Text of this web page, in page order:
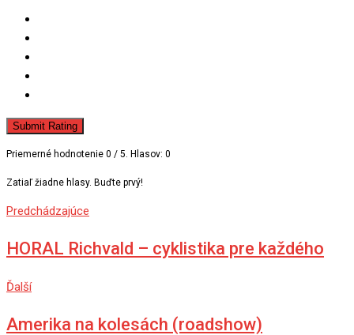
Submit Rating
Priemerné hodnotenie 0 / 5. Hlasov: 0
Zatiaľ žiadne hlasy. Buďte prvý!
Predchádzajúce
HORAL Richvald – cyklistika pre každého
Ďalší
Amerika na kolesách (roadshow)